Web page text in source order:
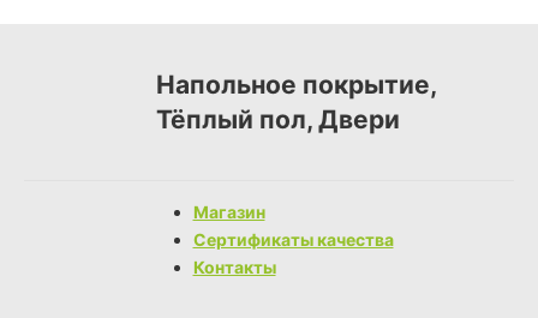
Напольное покрытие,
Тёплый пол, Двери
Магазин
Сертификаты качества
Контакты